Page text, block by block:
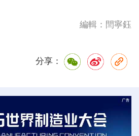
編輯：閆寧鈺
分享：